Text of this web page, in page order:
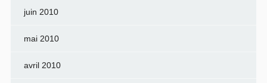
juin 2010
mai 2010
avril 2010